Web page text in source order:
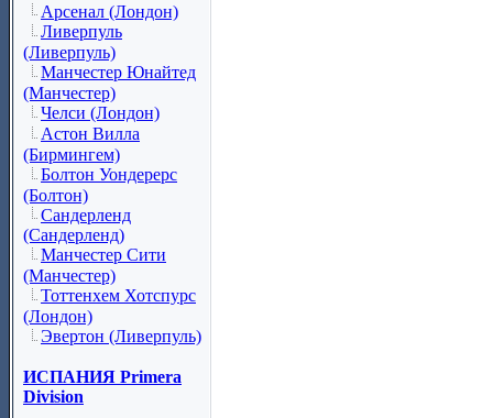
Арсенал (Лондон)
Ливерпуль
(Ливерпуль)
Манчестер Юнайтед
(Манчестер)
Челси (Лондон)
Астон Вилла
(Бирмингем)
Болтон Уондерерс
(Болтон)
Сандерленд
(Сандерленд)
Манчестер Сити
(Манчестер)
Тоттенхем Хотспурс
(Лондон)
Эвертон (Ливерпуль)
ИСПАНИЯ Primera
Division